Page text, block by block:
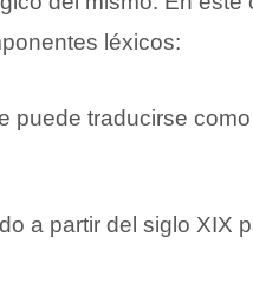
léxicos:
puede traducirse
a partir del siglo XIX